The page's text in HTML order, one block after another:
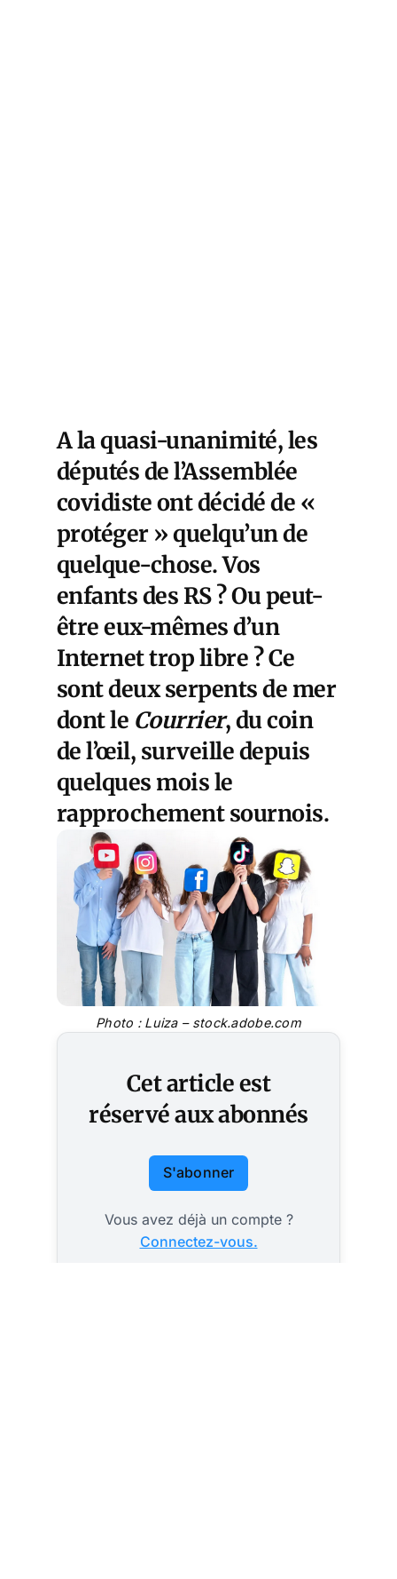
A la quasi-unanimité, les
députés de l’Assemblée
covidiste ont décidé de «
protéger » quelqu’un de
quelque-chose. Vos
enfants des RS ? Ou peut-
être eux-mêmes d’un
Internet trop libre ? Ce
sont deux serpents de mer
dont le Courrier, du coin
de l’œil, surveille depuis
quelques mois le
rapprochement sournois.
Photo : Luiza – stock.adobe.com
Cet article est
réservé aux abonnés
S'abonner
Vous avez déjà un compte ?
Connectez-vous.